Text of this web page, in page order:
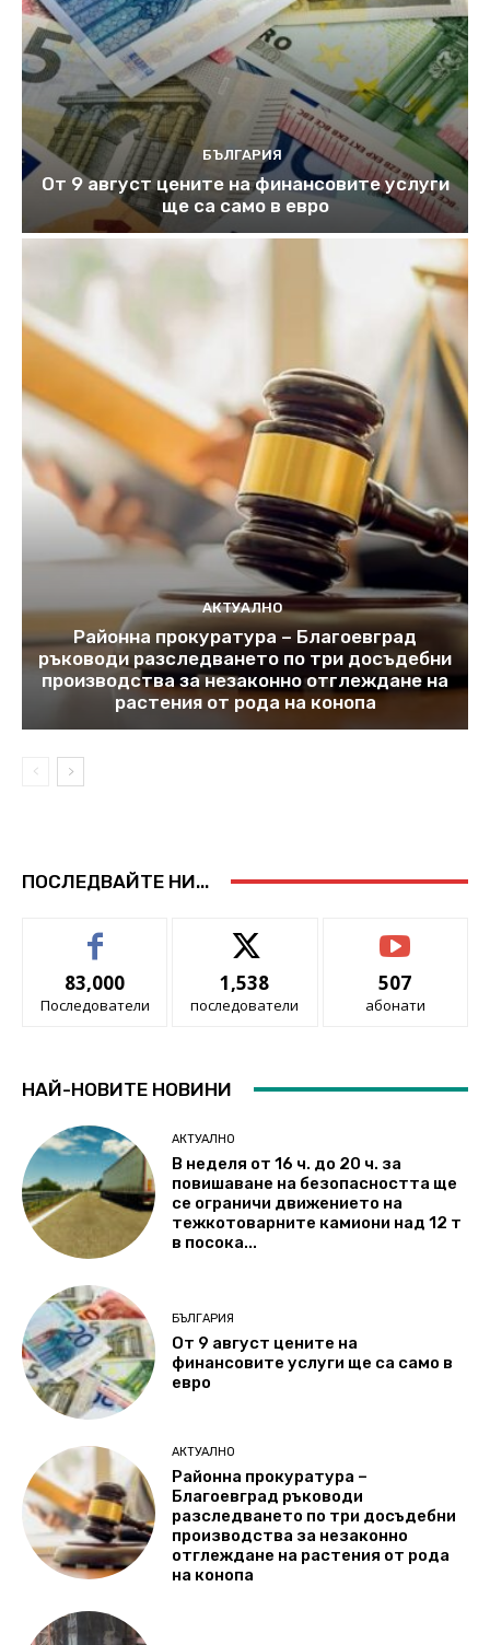
БЪЛГАРИЯ
От 9 август цените на финансовите услуги
ще са само в евро
АКТУАЛНО
Районна прокуратура – Благоевград
ръководи разследването по три досъдебни
производства за незаконно отглеждане на
растения от рода на конопа
ПОСЛЕДВАЙТЕ НИ...
83,000
Последователи
1,538
последователи
507
абонати
НАЙ-НОВИТЕ НОВИНИ
АКТУАЛНО
В неделя от 16 ч. до 20 ч. за
повишаване на безопасността ще
се ограничи движението на
тежкотоварните камиони над 12 т
в посока...
БЪЛГАРИЯ
От 9 август цените на
финансовите услуги ще са само в
евро
АКТУАЛНО
Районна прокуратура –
Благоевград ръководи
разследването по три досъдебни
производства за незаконно
отглеждане на растения от рода
на конопа